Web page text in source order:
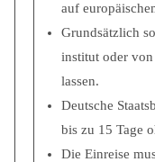
auf
Grund­sätz­lich
in­sti­tut oder von
lassen.
Deut­sche
bis zu 15 Tage
Die Ein­rei­se